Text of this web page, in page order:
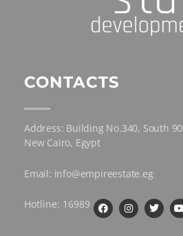
CONTACTS
Address: Building No.340, South
New Cairo, Egypt
Email: info@empireestate.eg
Hotline: 16989